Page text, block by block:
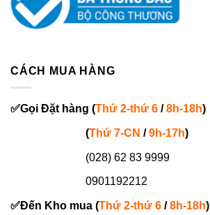
CÁCH MUA HÀNG
✅Gọi Đặt hàng (Thứ 2-thứ 6 /8h-18h)
(Thứ 7-CN /9h-17h)
(028) 62 83 9999
0901192212
✅Đến Kho mua (Thứ 2-thứ 6 /8h-18h)